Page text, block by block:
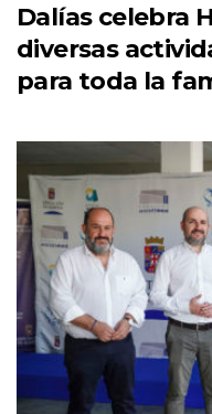
Dalías celebra
diversas
para toda la